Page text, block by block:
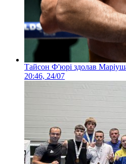
Тайсон Ф'юрі здолав
20:46, 24/07